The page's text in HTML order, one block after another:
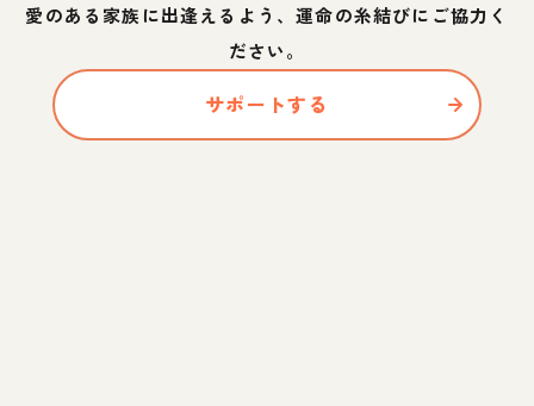
愛のある家族に出逢えるよう、運命の糸結びにご協力く
ださい。
サポートする